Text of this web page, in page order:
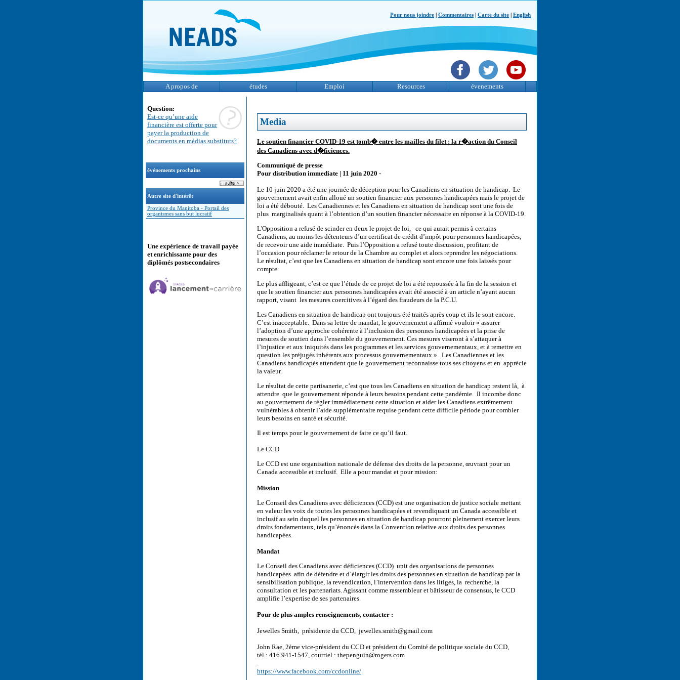
Pour nous joindre Commentaires Carte du site English
A propos de études Emploi Resources évenements
Question:
Est-ce qu’une aide
financière est offerte pour
payer la production de
documents en médias substituts?
événements prochains
Autre site d'intérêt
Province du Manitoba - Portail des
organismes sans but lucratif
Une expérience de travail payée
et enrichissante pour des
diplômés postsecondaires
Media
Le soutien financier COVID-19 est tomb� entre les mailles du filet : la r�action du Conseil
des Canadiens avec d�ficiences.
Communiqué de presse
Pour distribution immediate | 11 juin 2020 -
Le 10 juin 2020 a été une journée de déception pour les Canadiens en situation de handicap. Le
gouvernement avait enfin alloué un soutien financier aux personnes handicapées mais le projet de
loi a été débouté. Les Canadiennes et les Canadiens en situation de handicap sont une fois de
plus marginalisés quant à l’obtention d’un soutien financier nécessaire en réponse à la COVID-19.
L'Opposition a refusé de scinder en deux le projet de loi, ce qui aurait permis à certains
Canadiens, au moins les détenteurs d’un certificat de crédit d’impôt pour personnes handicapées,
de recevoir une aide immédiate. Puis l’Opposition a refusé toute discussion, profitant de
l’occasion pour réclamer le retour de la Chambre au complet et alors reprendre les négociations.
Le résultat, c’est que les Canadiens en situation de handicap sont encore une fois laissés pour
compte.
Le plus affligeant, c’est ce que l’étude de ce projet de loi a été repoussée à la fin de la session et
que le soutien financier aux personnes handicapées avait été associé à un article n’ayant aucun
rapport, visant les mesures coercitives à l’égard des fraudeurs de la P.C.U.
Les Canadiens en situation de handicap ont toujours été traités après coup et ils le sont encore.
C’est inacceptable. Dans sa lettre de mandat, le gouvernement a affirmé vouloir « assurer
l’adoption d’une approche cohérente à l’inclusion des personnes handicapées et la prise de
mesures de soutien dans l’ensemble du gouvernement. Ces mesures viseront à s’attaquer à
l’injustice et aux iniquités dans les programmes et les services gouvernementaux, et à remettre en
question les préjugés inhérents aux processus gouvernementaux ». Les Canadiennes et les
Canadiens handicapés attendent que le gouvernement reconnaisse tous ses citoyens et en apprécie
la valeur.
Le résultat de cette partisanerie, c’est que tous les Canadiens en situation de handicap restent là, à
attendre que le gouvernement réponde à leurs besoins pendant cette pandémie. Il incombe donc
au gouvernement de régler immédiatement cette situation et aider les Canadiens extrêmement
vulnérables à obtenir l’aide supplémentaire requise pendant cette difficile période pour combler
leurs besoins en santé et sécurité.
Il est temps pour le gouvernement de faire ce qu’il faut.
Le CCD
Le CCD est une organisation nationale de défense des droits de la personne, œuvrant pour un
Canada accessible et inclusif. Elle a pour mandat et pour mission:
Mission
Le Conseil des Canadiens avec déficiences (CCD) est une organisation de justice sociale mettant
en valeur les voix de toutes les personnes handicapées et revendiquant un Canada accessible et
inclusif au sein duquel les personnes en situation de handicap pourront pleinement exercer leurs
droits fondamentaux, tels qu’énoncés dans la Convention relative aux droits des personnes
handicapées.
Mandat
Le Conseil des Canadiens avec déficiences (CCD) unit des organisations de personnes
handicapées afin de défendre et d’élargir les droits des personnes en situation de handicap par la
sensibilisation publique, la revendication, l’intervention dans les litiges, la recherche, la
consultation et les partenariats. Agissant comme rassembleur et bâtisseur de consensus, le CCD
amplifie l’expertise de ses partenaires.
Pour de plus amples renseignements, contacter :
Jewelles Smith, présidente du CCD, jewelles.smith@gmail.com
John Rae, 2ème vice-président du CCD et président du Comité de politique sociale du CCD,
tél.: 416 941-1547, courriel : thepenguin@rogers.com
.
https://www.facebook.com/ccdonline/